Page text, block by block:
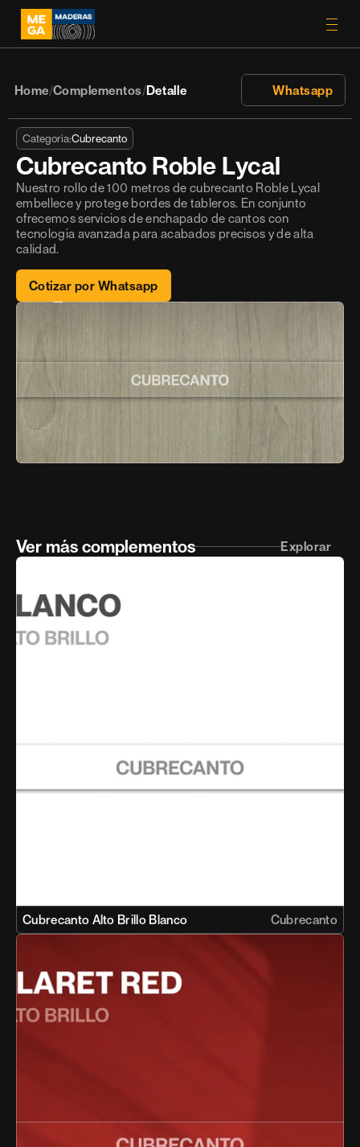
Home/Complementos/Detalle Whatsapp
Categoría:Cubrecanto
Cubrecanto Roble Lycal
Nuestro rollo de 100 metros de cubrecanto Roble Lycal
embellece y protege bordes de tableros. En conjunto
ofrecemos servicios de enchapado de cantos con
tecnología avanzada para acabados precisos y de alta
calidad.
Cotizar por Whatsapp
Ver más complementos Explorar
Cubrecanto Alto Brillo Blanco Cubrecanto